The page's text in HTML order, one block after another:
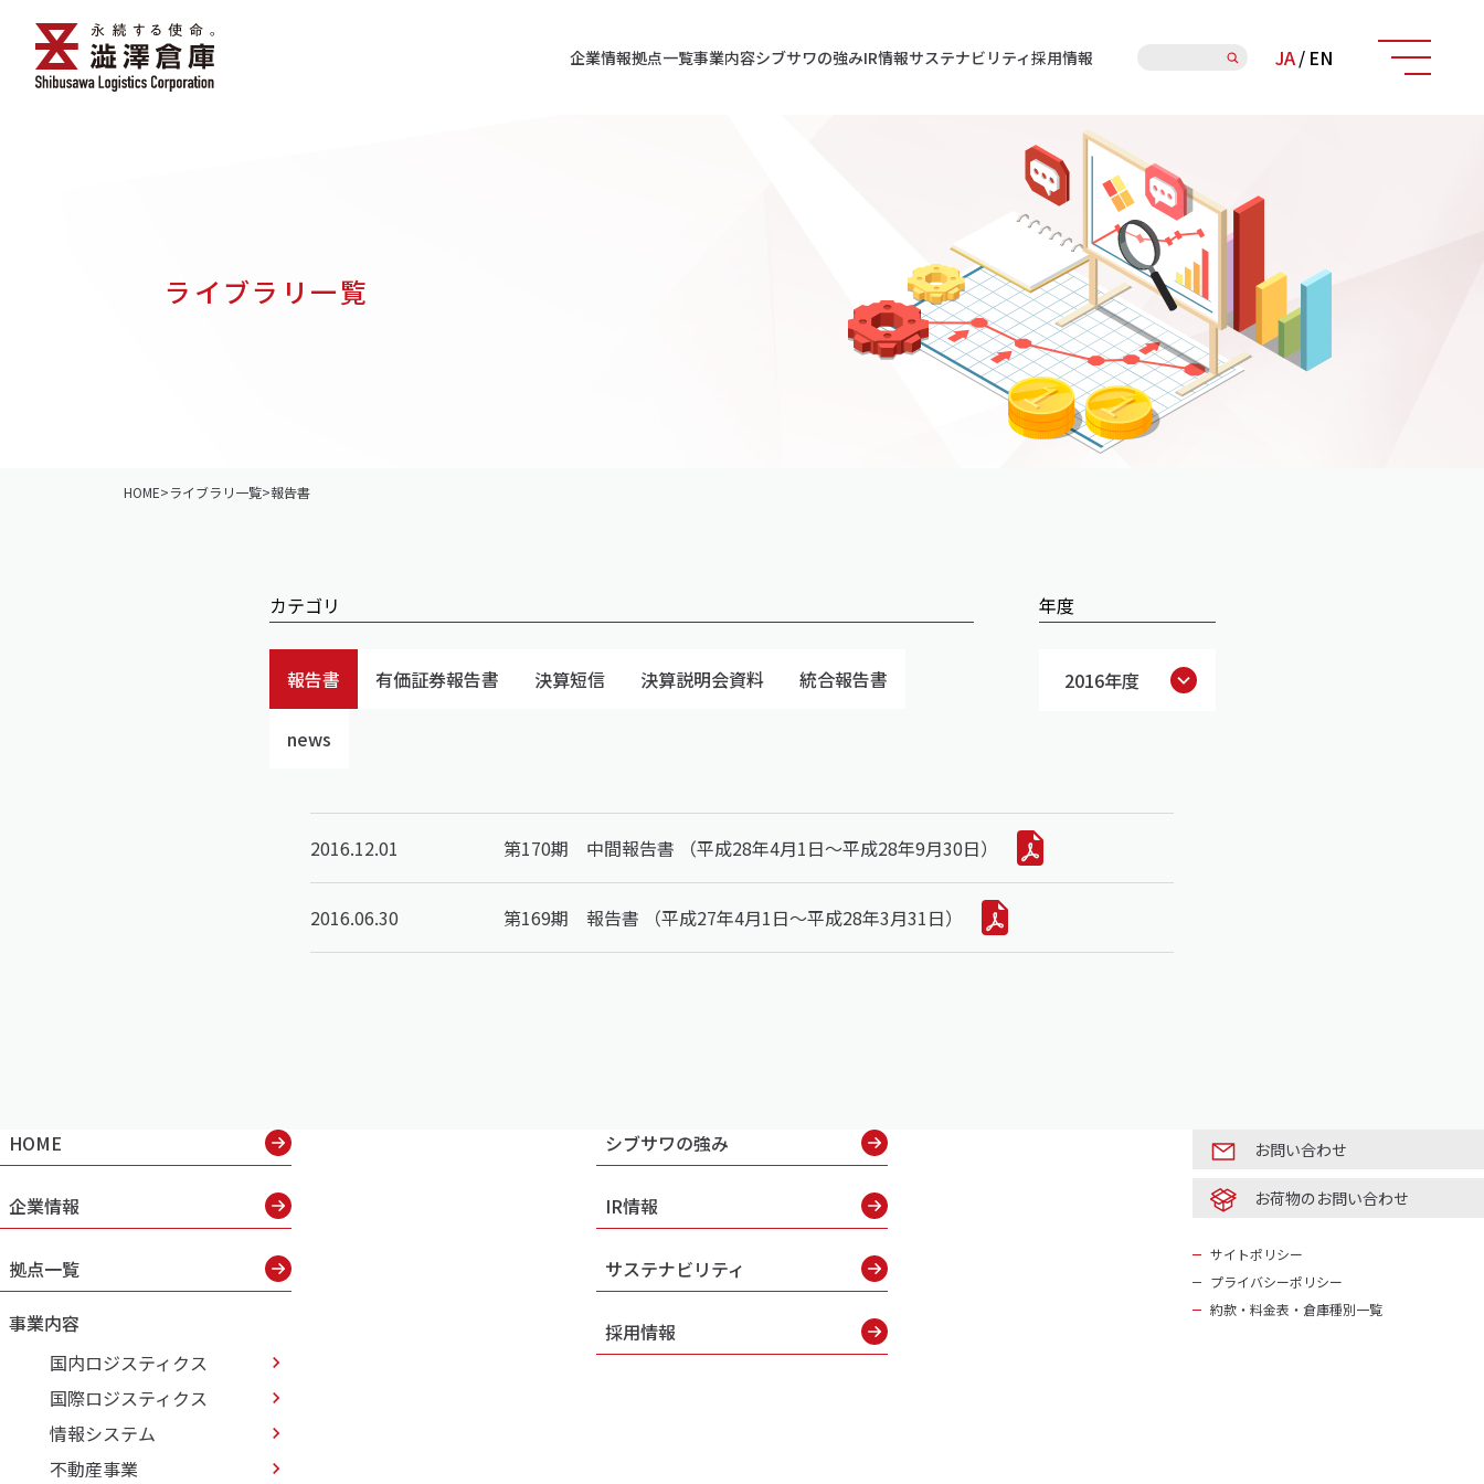
企業情報拠点一覧事業内容シブサワの強みIR情報サステナビリティ採用情報 JA/ EN
ライブラリ一覧
HOME>ライブラリ一覧>報告書
カテゴリ
報告書 有価証券報告書 決算短信 決算説明会資料 統合報告書
news
年度
2016年度
2016.12.01 第170期 中間報告書 （平成28年4月1日～平成28年9月30日）
2016.06.30 第169期 報告書 （平成27年4月1日～平成28年3月31日）
HOME
企業情報
拠点一覧
事業内容
国内ロジスティクス
国際ロジスティクス
情報システム
不動産事業
シブサワの強み
IR情報
サステナビリティ
採用情報
お問い合わせ
お荷物のお問い合わせ
サイトポリシー
プライバシーポリシー
約款・料金表・倉庫種別一覧